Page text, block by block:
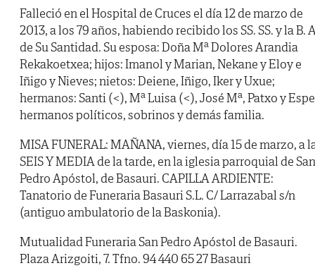
Falleció en el Hospital de Cruces el día 12 de marzo de
2013, a los 79 años, habiendo recibido los SS. SS. y la B.
de Su Santidad. Su esposa: Doña Mª Dolores Arandia
Rekakoetxea; hijos: Imanol y Marian, Nekane y Eloy e
Iñigo y Nieves; nietos: Deiene, Iñigo, Iker y Uxue;
hermanos: Santi (<), Mª Luisa (<), José Mª, Patxo y
hermanos políticos, sobrinos y demás familia.
MISA FUNERAL: MAÑANA, viernes, día 15 de marzo, a
SEIS Y MEDIA de la tarde, en la iglesia parroquial de San
Pedro Apóstol, de Basauri. CAPILLA ARDIENTE:
Tanatorio de Funeraria Basauri S.L. C/ Larrazabal s/n
(antiguo ambulatorio de la Baskonia).
Mutualidad Funeraria San Pedro Apóstol de Basauri.
Plaza Arizgoiti, 7. Tfno. 94 440 65 27 Basauri